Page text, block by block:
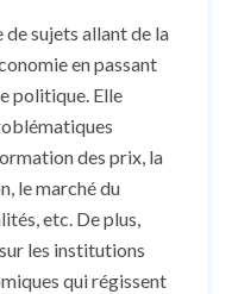
de sujets allant de la
en passant
politique. Elle
des prix, la
le marché du
etc. De plus,
les institutions
qui régissent